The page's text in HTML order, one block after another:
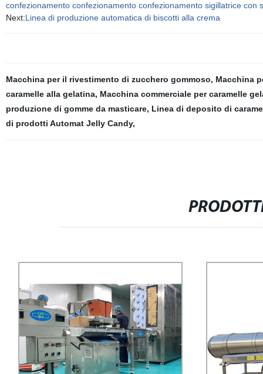
confezionamento confezionamento confezionamento sigillatrice con
Next:Linea di produzione automatica di biscotti alla crema
Macchina per il rivestimento di zucchero gommoso, Macchina
caramelle alla gelatina, Macchina commerciale per caramelle
produzione di gomme da masticare, Linea di deposito di
di prodotti Automat Jelly Candy,